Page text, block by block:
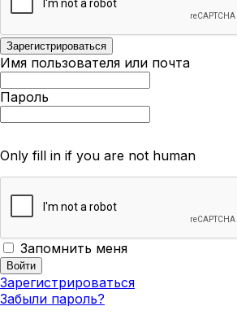
Имя пользователя или почта
Пароль
Only fill in if you are not human
Запомнить меня
Зарегистрироваться
Забыли пароль?